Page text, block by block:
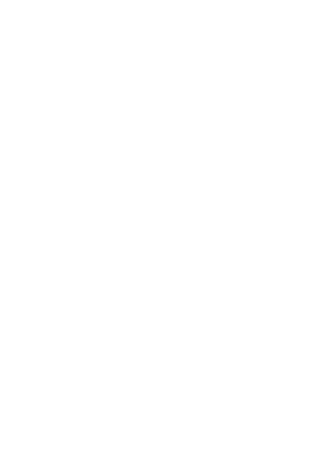
Ihr
Fragen
Brand?
die Sie möglicherweise zuvor
und Mega gekauft haben. Mit Flotide
und stärkeres Markensortiment für
auf.
von Flotide?
die Garantiezeit für Flotide-
bieten Sie unter der Marke Flotide